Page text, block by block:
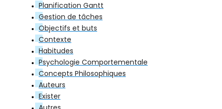
Planification Gantt
Gestion de tâches
Objectifs et buts
Contexte
Habitudes
Psychologie Comportementale
Concepts Philosophiques
Auteurs
Exister